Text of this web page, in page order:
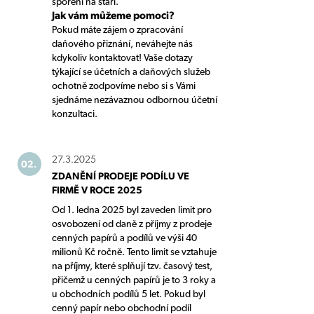
Jak vám můžeme pomoci?
Pokud máte zájem o zpracování
daňového přiznání, neváhejte nás
kdykoliv kontaktovat! Vaše dotazy
týkající se účetních a daňových služeb
ochotně zodpovíme nebo si s Vámi
sjednáme nezávaznou odbornou účetní
konzultaci.
02.
27.3.2025
ZDANĚNÍ PRODEJE PODÍLU VE
FIRMĚ V ROCE 2025
Od 1. ledna 2025 byl zaveden limit pro
osvobození od daně z příjmy z prodeje
cenných papírů a podílů ve výši 40
milionů Kč ročně. Tento limit se vztahuje
na příjmy, které splňují tzv. časový test,
přičemž u cenných papírů je to 3 roky a
u obchodních podílů 5 let. Pokud byl
cenný papír nebo obchodní podíl